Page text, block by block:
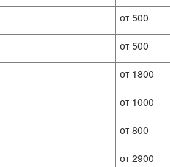
от 500
от 500
от 1800
от 1000
от 800
от 2900